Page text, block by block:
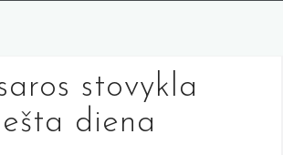
stovykla
diena